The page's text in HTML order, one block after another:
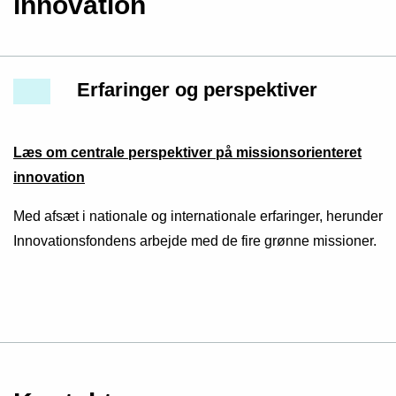
Erfaringer og perspektiver
Læs om centrale perspektiver på missionsorienteret
innovation
Med afsæt i nationale og internationale erfaringer, herunder
Innovationsfondens arbejde med de fire grønne missioner.